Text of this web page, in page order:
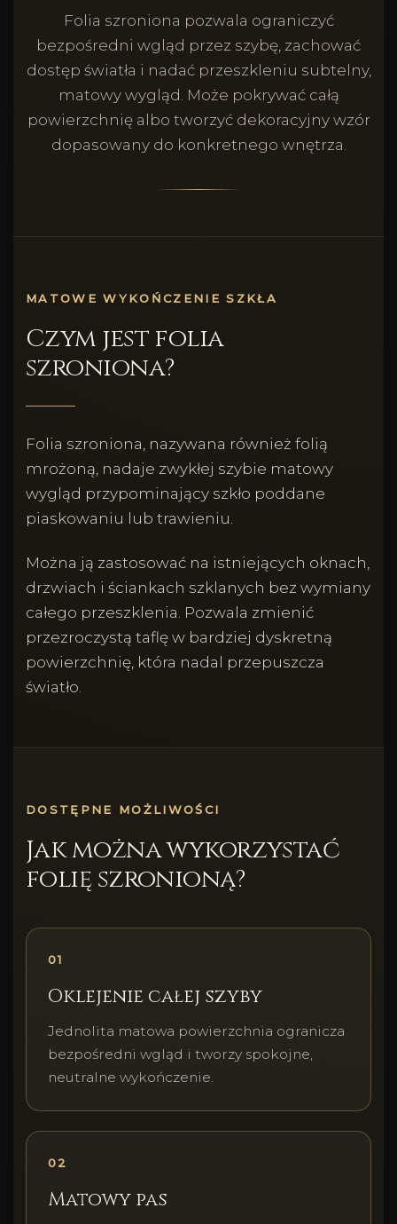
Folia szroniona pozwala ograniczyć
bezpośredni wgląd przez szybę, zachować
dostęp światła i nadać przeszkleniu subtelny,
matowy wygląd. Może pokrywać całą
powierzchnię albo tworzyć dekoracyjny wzór
dopasowany do konkretnego wnętrza.
MATOWE WYKOŃCZENIE SZKŁA
Czym jest folia
szroniona?
Folia szroniona, nazywana również folią
mrożoną, nadaje zwykłej szybie matowy
wygląd przypominający szkło poddane
piaskowaniu lub trawieniu.
Można ją zastosować na istniejących oknach,
drzwiach i ściankach szklanych bez wymiany
całego przeszklenia. Pozwala zmienić
przezroczystą taflę w bardziej dyskretną
powierzchnię, która nadal przepuszcza
światło.
DOSTĘPNE MOŻLIWOŚCI
Jak można wykorzystać
folię szronioną?
01
Oklejenie całej szyby
Jednolita matowa powierzchnia ogranicza
bezpośredni wgląd i tworzy spokojne,
neutralne wykończenie.
02
Matowy pas